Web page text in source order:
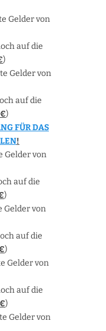
Gelder von
auf die
)
Gelder von
auf die
)
FÜR DAS
!
Gelder von
auf die
)
Gelder von
auf die
)
Gelder von
auf die
€)
Gelder von